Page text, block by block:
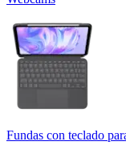
Fundas con teclado